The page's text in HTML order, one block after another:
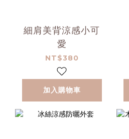
細肩美背涼感小可
愛
NT$380
加入購物車